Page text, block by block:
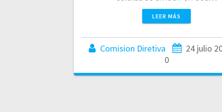
LEER MÁS
Comision Diretiva
24 julio
0